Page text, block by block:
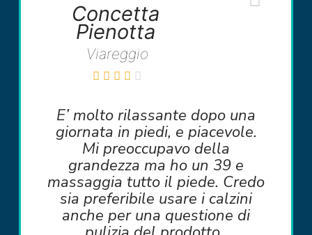
Concetta
Pienotta
Viareggio
E’ molto rilassante dopo una
giornata in piedi, e piacevole.
Mi preoccupavo della
grandezza ma ho un 39 e
massaggia tutto il piede. Credo
sia preferibile usare i calzini
anche per una questione di